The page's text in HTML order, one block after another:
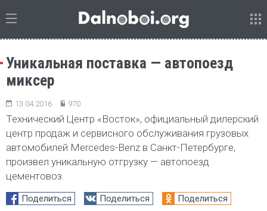
Уникальная поставка — автопоезд
миксер
13.04.2016 970
Технический Центр «Восток», официальный дилерский
центр продаж и сервисного обслуживания грузовых
автомобилей Mercedes-Benz в Санкт-Петербурге,
произвел уникальную отгрузку — автопоезд
цементовоз.
Поделиться Поделиться
Поделиться